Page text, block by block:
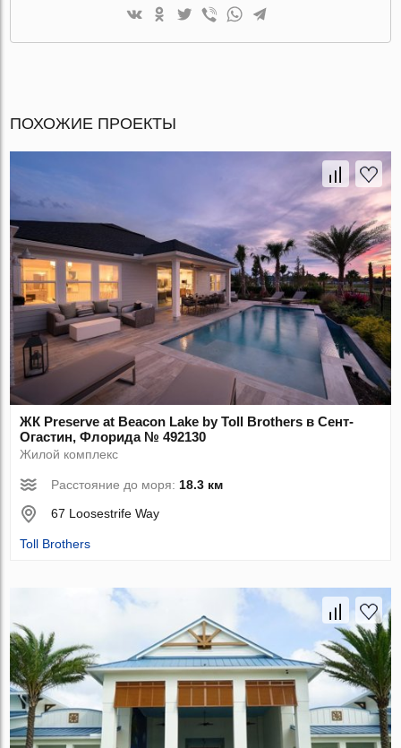
ПОХОЖИЕ ПРОЕКТЫ
ЖК Preserve at Beacon Lake by Toll Brothers в Сент-
Огастин, Флорида № 492130
Жилой комплекс
Расстояние до моря:18.3 км
67 Loosestrife Way
Toll Brothers